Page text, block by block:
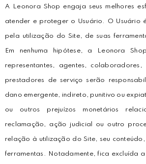
A Leonora Shop engaja seus melhores
atender e proteger o Usuário. O Usuário
pela utilização do Site, de suas
Em nenhuma hipótese, a Leonora
representantes, agentes,
prestadores de serviço serão
dano emergente, indireto, punitivo ou
ou outros prejuízos monetários
reclamação, ação judicial ou outro
relação à utilização do Site, seu
ferramentas. Notadamente, fica excluída